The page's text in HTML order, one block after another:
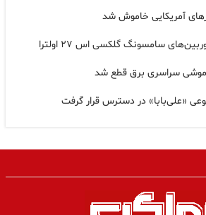
سامسونگ گلکسی اس ۲۷ اولترا
سراسری برق قطع شد
«علی‌بابا» در دسترس قرار گرفت